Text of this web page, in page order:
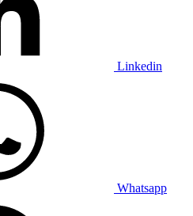
Linkedin
Whatsapp